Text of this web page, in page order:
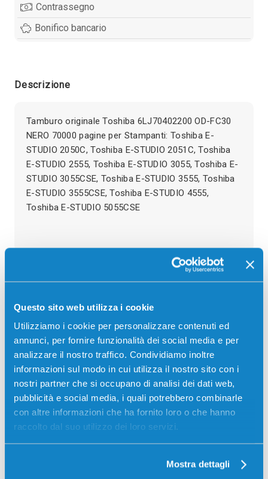
Questo sito web utilizza i cookie
Utilizziamo i cookie per personalizzare contenuti ed
annunci, per fornire funzionalità dei social media e per
analizzare il nostro traffico. Condividiamo inoltre
informazioni sul modo in cui utilizza il nostro sito con i
nostri partner che si occupano di analisi dei dati web,
pubblicità e social media, i quali potrebbero combinarle
con altre informazioni che ha fornito loro o che hanno
raccolto dal suo utilizzo dei loro servizi.
Mostra dettagli
Contrassegno
Bonifico bancario
Descrizione
Tamburo originale Toshiba 6LJ70402200 OD-FC30
NERO 70000 pagine per Stampanti: Toshiba E-
STUDIO 2050C, Toshiba E-STUDIO 2051C, Toshiba
E-STUDIO 2555, Toshiba E-STUDIO 3055, Toshiba E-
STUDIO 3055CSE, Toshiba E-STUDIO 3555, Toshiba
E-STUDIO 3555CSE, Toshiba E-STUDIO 4555,
Toshiba E-STUDIO 5055CSE